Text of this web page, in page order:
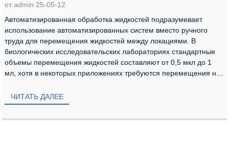
от admin 25-05-12
Автоматизированная обработка жидкостей подразумевает
использование автоматизированных систем вместо ручного
труда для перемещения жидкостей между локациями. В
биологических исследовательских лабораториях стандартные
объемы перемещения жидкостей составляют от 0,5 мкл до 1
мл, хотя в некоторых приложениях требуются перемещения на
жидкостей...
ЧИТАТЬ ДАЛЕЕ